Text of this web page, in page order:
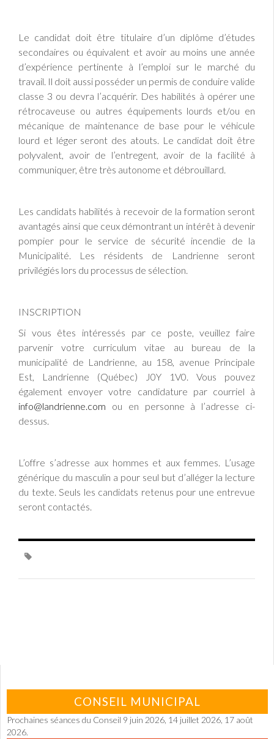
Le candidat doit être titulaire d’un diplôme d’études
secondaires ou équivalent et avoir au moins une année
d’expérience pertinente à l’emploi sur le marché du
travail. Il doit aussi posséder un permis de conduire valide
classe 3 ou devra l’acquérir. Des habilités à opérer une
rétrocaveuse ou autres équipements lourds et/ou en
mécanique de maintenance de base pour le véhicule
lourd et léger seront des atouts. Le candidat doit être
polyvalent, avoir de l’entregent, avoir de la facilité à
communiquer, être très autonome et débrouillard.
Les candidats habilités à recevoir de la formation seront
avantagés ainsi que ceux démontrant un intérêt à devenir
pompier pour le service de sécurité incendie de la
Municipalité. Les résidents de Landrienne seront
privilégiés lors du processus de sélection.
INSCRIPTION
Si vous êtes intéressés par ce poste, veuillez faire
parvenir votre curriculum vitae au bureau de la
municipalité de Landrienne, au 158, avenue Principale
Est, Landrienne (Québec) J0Y 1V0. Vous pouvez
également envoyer votre candidature par courriel à
info@landrienne.com ou en personne à l’adresse ci-
dessus.
L’offre s’adresse aux hommes et aux femmes. L’usage
générique du masculin a pour seul but d’alléger la lecture
du texte. Seuls les candidats retenus pour une entrevue
seront contactés.
CONSEIL MUNICIPAL
Prochaines séances du Conseil 9 juin 2026, 14 juillet 2026, 17 août
2026.